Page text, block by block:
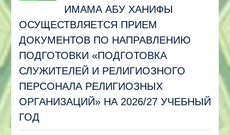
ИМАМА АБУ ХАНИФЫ
ОСУЩЕСТВЛЯЕТСЯ ПРИЕМ
ДОКУМЕНТОВ ПО НАПРАВЛЕНИЮ
ПОДГОТОВКИ «ПОДГОТОВКА
СЛУЖИТЕЛЕЙ И РЕЛИГИОЗНОГО
ПЕРСОНАЛА РЕЛИГИОЗНЫХ
ОРГАНИЗАЦИЙ» НА 2026/27 УЧЕБНЫЙ
ГОД